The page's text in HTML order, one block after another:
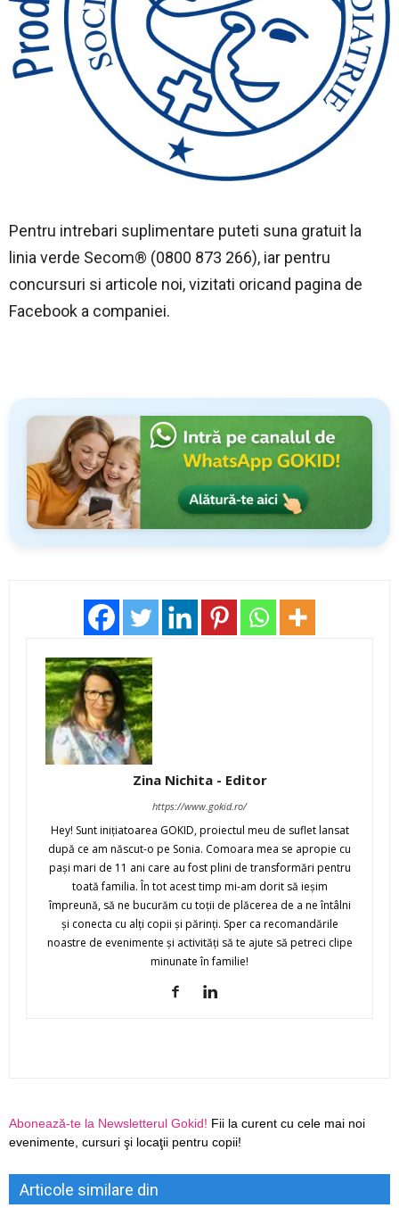
Pentru intrebari suplimentare puteti suna gratuit la
linia verde Secom® (0800 873 266), iar pentru
concursuri si articole noi, vizitati oricand pagina de
Facebook a companiei.
Zina Nichita - Editor
https://www.gokid.ro/
Hey! Sunt iniţiatoarea GOKID, proiectul meu de suflet lansat
după ce am născut-o pe Sonia. Comoara mea se apropie cu
paşi mari de 11 ani care au fost plini de transformări pentru
toată familia. În tot acest timp mi-am dorit să ieşim
împreună, să ne bucurăm cu toţii de plăcerea de a ne întâlni
şi conecta cu alţi copii şi părinţi. Sper ca recomandările
noastre de evenimente şi activităţi să te ajute să petreci clipe
minunate în familie!
Abonează-te la Newsletterul Gokid! Fii la curent cu cele mai noi
evenimente, cursuri şi locaţii pentru copii!
Articole similare din